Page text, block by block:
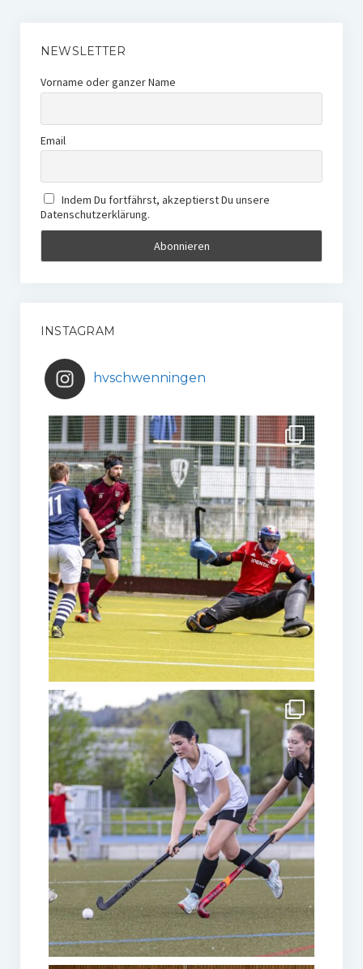
NEWSLETTER
Vorname oder ganzer Name
Email
Indem Du fortfährst, akzeptierst Du unsere
Datenschutzerklärung.
INSTAGRAM
hvschwenningen